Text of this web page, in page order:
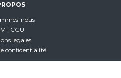
nous
- CGU
légales
confidentialité